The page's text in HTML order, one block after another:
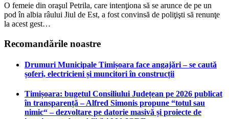
O femeie din oraşul Petrila, care intenţiona să se arunce de pe un
pod în albia râului Jiul de Est, a fost convinsă de poliţişti să renunţe
la acest gest…
Recomandările noastre
Drumuri Municipale Timișoara face angajări – se caută
șoferi, electricieni și muncitori în construcții
Timișoara: bugetul Consiliului Județean pe 2026 publicat
în transparență – Alfred Simonis propune “totul sau
nimic“ – dezvoltare pe datorie masivă și proiecte de